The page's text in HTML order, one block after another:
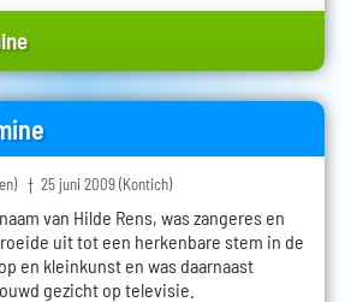
† 25 juni 2009 (Kontich)
van Hilde Rens, was zangeres en
uit tot een herkenbare stem in de
en kleinkunst en was daarnaast
gezicht op televisie.